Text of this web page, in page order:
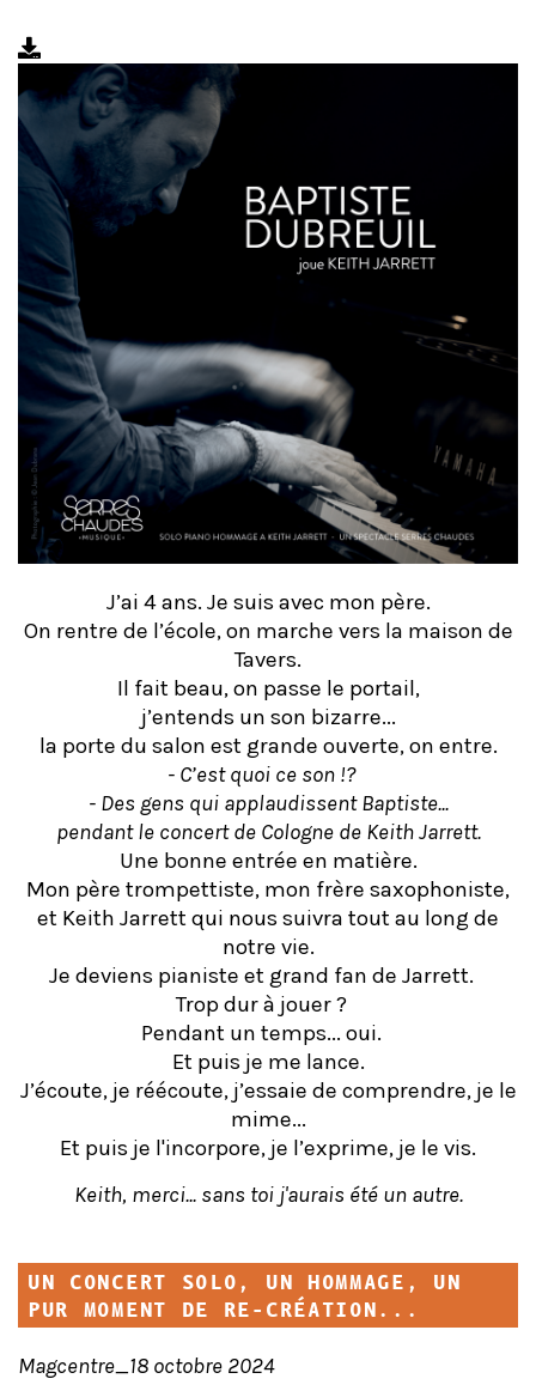
J’ai 4 ans. Je suis avec mon père.
On rentre de l’école, on marche vers la maison de
Tavers.
Il fait beau, on passe le portail,
j’entends un son bizarre...
la porte du salon est grande ouverte, on entre.
- C’est quoi ce son !?
- Des gens qui applaudissent Baptiste...
pendant le concert de Cologne de Keith Jarrett.
Une bonne entrée en matière.
Mon père trompettiste, mon frère saxophoniste,
et Keith Jarrett qui nous suivra tout au long de
notre vie.
Je deviens pianiste et grand fan de Jarrett.
Trop dur à jouer ?
Pendant un temps... oui.
Et puis je me lance.
J’écoute, je réécoute, j’essaie de comprendre, je le
mime...
Et puis je l'incorpore, je l’exprime, je le vis.
Keith, merci... sans toi j'aurais été un autre.
UN CONCERT SOLO, UN HOMMAGE, UN
PUR MOMENT DE RE-CRÉATION...
Magcentre_18 octobre 2024